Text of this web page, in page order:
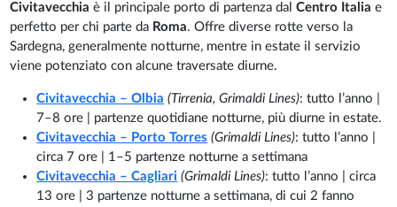
Civitavecchia è il principale porto di partenza dalCentro Italia e
perfetto per chi parte da Roma. Offre diverse rotte verso la
Sardegna, generalmente notturne, mentre in estate il servizio
viene potenziato con alcune traversate diurne.
Civitavecchia – Olbia (Tirrenia, Grimaldi Lines): tutto l’anno |
7–8 ore | partenze quotidiane notturne, più diurne in estate.
Civitavecchia – Porto Torres (Grimaldi Lines): tutto l’anno |
circa 7 ore | 1–5 partenze notturne a settimana
Civitavecchia – Cagliari (Grimaldi Lines): tutto l’anno | circa
13 ore | 3 partenze notturne a settimana, di cui 2 fanno